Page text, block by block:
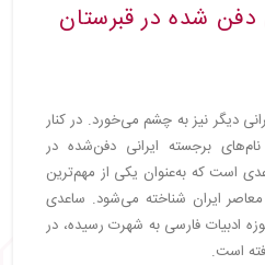
دفن شده در قبرستان
دیگر نیز به چشم می‌خورد. در کنار
برجسته ایرانی دفن‌شده در
است که به‌عنوان یکی از مهم‌ترین
معاصر ایران شناخته می‌شود. ساعدی
ادبیات فارسی به شهرت رسیده، در
است.